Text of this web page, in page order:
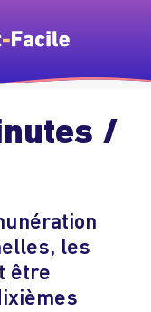
/
les
être